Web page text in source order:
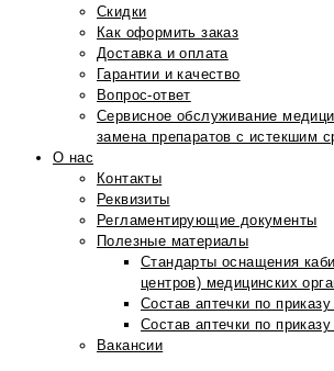
Скидки
Как оформить заказ
Доставка и оплата
Гарантии и качество
Вопрос-ответ
Сервисное обслуживание
замена препаратов с истекшим
О нас
Контакты
Реквизиты
Регламентирующие документы
Полезные материалы
Стандарты оснащения
центров) медицинских
Состав аптечки по
Состав аптечки по
Вакансии